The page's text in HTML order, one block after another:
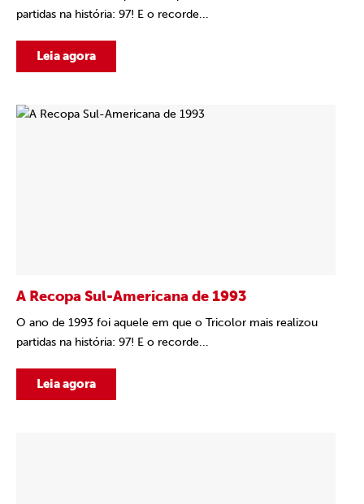
partidas na história: 97! E o recorde...
Leia agora
A Recopa Sul-Americana de 1993
O ano de 1993 foi aquele em que o Tricolor mais realizou
partidas na história: 97! E o recorde...
Leia agora